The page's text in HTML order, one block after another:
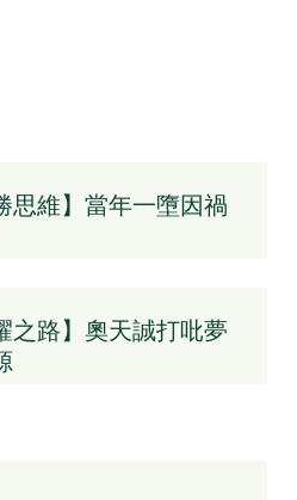
思維】當年一墮因禍
之路】奧天誠打吡夢